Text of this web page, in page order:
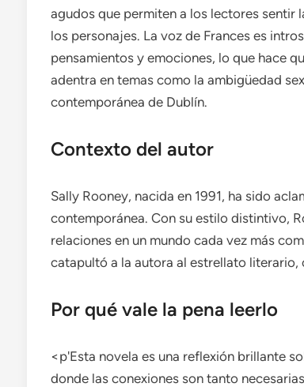
agudos que permiten a los lectores sentir
los personajes. La voz de Frances es
pensamientos y emociones, lo que hace
adentra en temas como la ambigüedad
contemporánea de Dublín.
Contexto del autor
Sally Rooney, nacida en 1991, ha sido
contemporánea. Con su estilo distintivo,
relaciones en un mundo cada vez más
catapultó a la autora al estrellato literario,
Por qué vale la pena leerlo
<p'Esta novela es una reflexión brillante
donde las conexiones son tanto